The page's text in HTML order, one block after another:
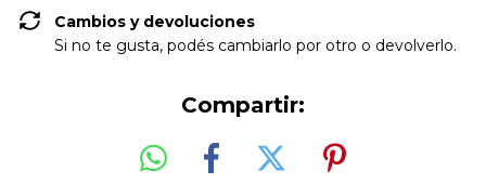
Cambios y devoluciones
Si no te gusta, podés cambiarlo por otro o devolverlo.
Compartir: